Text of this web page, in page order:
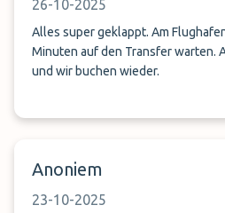
26-10-2025
Alles super geklappt. Am
Minuten auf den Transfer warten.
und wir buchen wieder.
Anoniem
23-10-2025